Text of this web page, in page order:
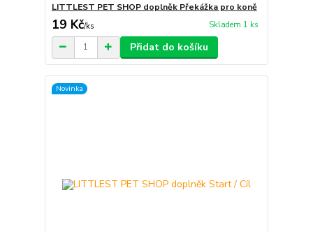
LITTLEST PET SHOP doplněk Překážka pro koně
19 Kč/ks Skladem 1 ks
Přidat do košíku
Novinka